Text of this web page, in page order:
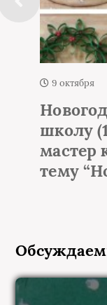
1 октября
Елка
идей